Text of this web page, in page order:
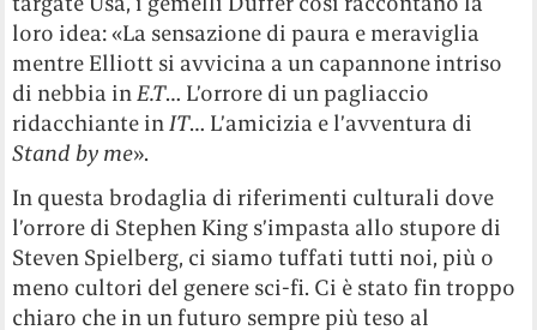
loro idea: «La sensazione di paura e meraviglia
mentre Elliott si avvicina a un capannone intriso
di nebbia inE.T… L’orrore di un pagliaccio
ridacchiante inIT… L’amicizia e l’avventura di
Stand by me».
In questa brodaglia di riferimenti culturali dove
l’orrore di Stephen King s’impasta allo stupore di
Steven Spielberg, ci siamo tuffati tutti noi, più o
meno cultori del genere sci-fi. Ci è stato fin troppo
chiaro che in un futuro sempre più teso al